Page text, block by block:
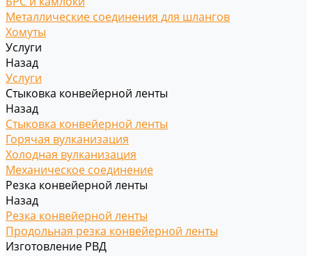
Металлические соединения для шлангов
Хомуты
Услуги
Назад
Услуги
Стыковка конвейерной ленты
Назад
Стыковка конвейерной ленты
Горячая вулканизация
Холодная вулканизация
Механическое соединение
Резка конвейерной ленты
Назад
Резка конвейерной ленты
Продольная резка конвейерной ленты
Изготовление РВД